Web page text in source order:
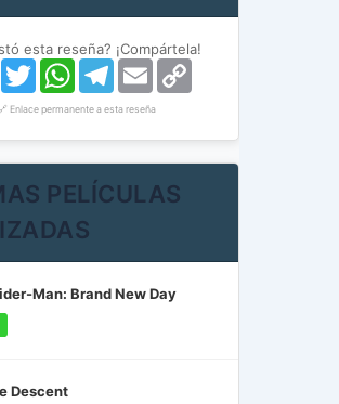
esta reseña? ¡Compártela!
Facebook
TwitterWhatsApp
Telegram
Email
🔗 Enlace permanente a esta reseña
PELÍCULAS
Man: Brand New Day
Descent